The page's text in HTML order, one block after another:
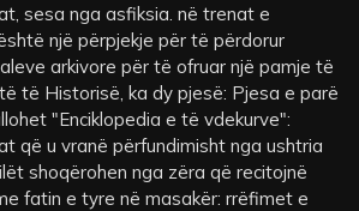
sesa nga asfiksia. në trenat e
një përpjekje për të përdorur
arkivore për të ofruar një pamje të
të Historisë, ka dy pjesë: Pjesa e parë
"Enciklopedia e të vdekurve":
që u vranë përfundimisht nga ushtria
shoqërohen nga zëra që recitojnë
fatin e tyre në masakër: rrëfimet e